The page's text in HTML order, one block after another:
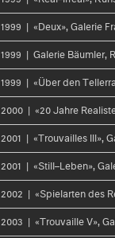
1999 | «Deux», Galerie
1999 | Galerie Bäumler,
1999 | «Über den
2000 | «20 Jahre
2001 | «Trouvailles III»,
2001 | «Still–Leben»,
2002 | «Spielarten des
2003 | «Trouvaille V»,